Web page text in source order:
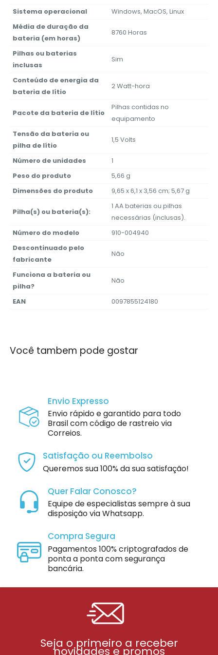
Sistema operacional
‎Windows, MacOS, Linux
Média de duração da
bateria (em horas)
‎8760 Horas
Pilhas ou baterias
inclusas
‎Sim
Conteúdo de energia da
bateria de lítio
‎2 Watt-hora
Pacote da bateria de lítio
‎Pilhas contidas no
equipamento
Tensão da bateria ou
pilha de lítio
‎1,5 Volts
Número de unidades
‎1
Peso do produto
‎5,66 g
Dimensões do produto
‎9,65 x 6,1 x 3,56 cm; 5,67 g
Pilha(s) ou bateria(s):
‎1 AA baterias ou pilhas
necessárias (inclusas).
Número do modelo
‎910-004940
Descontinuado pelo
fabricante
‎Não
Funciona a bateria ou
pilha?
‎Não
EAN ‎0097855124180
Você tambem pode gostar
Envio Expresso
Envio rápido e garantido para todo
Brasil com código de rastreio via
Correios.
Satisfação ou Reembolso
Queremos sua 100% da sua satisfação!
Quer Falar Conosco?
Equipe de especialistas sempre à sua
disposição via Whatsapp.
Compra Segura
Pagamentos 100% criptografados de
ponta a ponta com segurança
bancária.
Seja o primeiro a receber
novidades e promos